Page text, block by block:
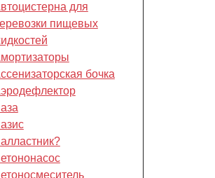
для
пищевых
бочка